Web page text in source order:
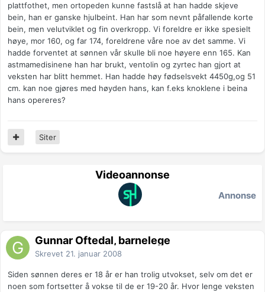
plattfothet, men ortopeden kunne fastslå at han hadde skjeve
bein, han er ganske hjulbeint. Han har som nevnt påfallende korte
bein, men velutviklet og fin overkropp. Vi foreldre er ikke spesielt
høye, mor 160, og far 174, foreldrene våre noe av det samme. Vi
hadde forventet at sønnen vår skulle bli noe høyere enn 165. Kan
astmamedisinene han har brukt, ventolin og zyrtec han gjort at
veksten har blitt hemmet. Han hadde høy fødselsvekt 4450g,og 51
cm. kan noe gjøres med høyden hans, kan f.eks knoklene i beina
hans opereres?
Siter
Videoannonse
Annonse
Gunnar Oftedal, barnelege
Skrevet 21. januar 2008
Siden sønnen deres er 18 år er han trolig utvokset, selv om det er
noen som fortsetter å vokse til de er 19-20 år. Hvor lenge veksten